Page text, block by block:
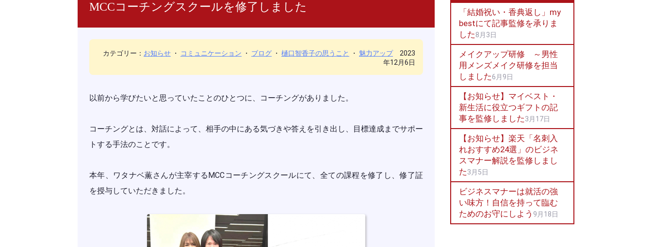
MCCコーチングスクールを修了しました
カテゴリー： お知らせ ・ コミュニケーション ・ ブログ ・ 樋口智香子の思うこと ・ 魅力アップ2023
年12月6日
以前から学びたいと思っていたことのひとつに、コーチングがありました。
コーチングとは、対話によって、相手の中にある気づきや答えを引き出し、目標達成までサポー
トする手法のことです。
本年、ワタナベ薫さんが主宰するMCCコーチングスクールにて、全ての課程を修了し、修了証
を授与していただきました。
「結婚祝い・香典返し」my
bestにて記事監修を承りま
した8月3日
メイクアップ研修 ～男性
用メンズメイク研修を担当
しました6月9日
【お知らせ】マイベスト・
新生活に役立つギフトの記
事を監修しました3月17日
【お知らせ】楽天「名刺入
れおすすめ24選」のビジネ
スマナー解説を監修しまし
た3月5日
ビジネスマナーは就活の強
い味方！自信を持って臨む
ためのお守にしよう 9月18日